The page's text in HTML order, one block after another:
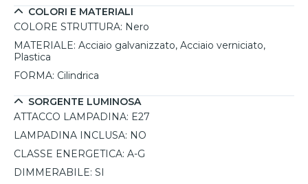
desiderata. È un complemento perfetto per ambienti
come soggiorni, sale da pranzo o studi, dove è
La plafoniera è dimmerabile, a seconda della lampadina
esigenze.
COLORI E MATERIALI
COLORE STRUTTURA: Nero
MATERIALE: Acciaio galvanizzato, Acciaio verniciato,
Plastica
FORMA: Cilindrica
SORGENTE LUMINOSA
ATTACCO LAMPADINA: E27
LAMPADINA INCLUSA: NO
CLASSE ENERGETICA: A-G
DIMMERABILE: SI